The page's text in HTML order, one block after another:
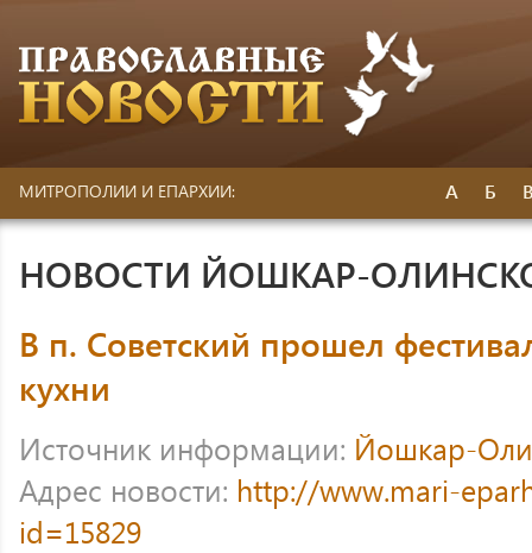
МИТРОПОЛИИ И ЕПАРХИИ: А Б
НОВОСТИ ЙОШКАР-
В п. Советский прошел
кухни
Источник информации: Йошкар-
Адрес новости: http://www.mari-
id=15829